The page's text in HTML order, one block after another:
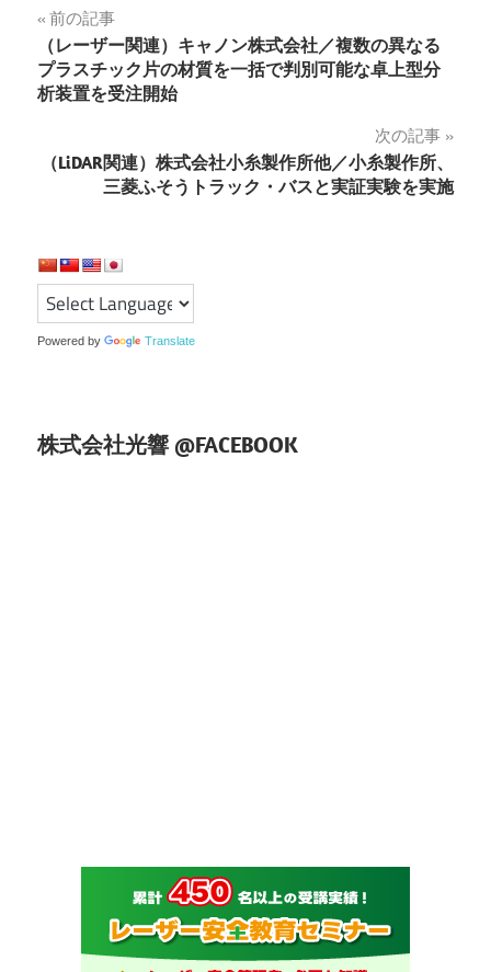
投
稿
ナ
ビ
シ
ョ
前の記事
（レーザー関連）キャノン株式会社／複数の異なる
プラスチック片の材質を一括で判別可能な卓上型分
析装置を受注開始
次の記事
（LiDAR関連）株式会社小糸製作所他／小糸製作所、
三菱ふそうトラック・バスと実証実験を実施
Powered by Translate
株式会社光響 @FACEBOOK